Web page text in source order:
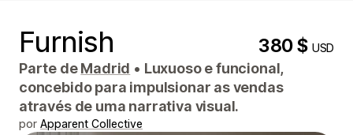
Furnish 380 $USD
Parte deMadrid • Luxuoso e funcional,
concebido para impulsionar as vendas
através de uma narrativa visual.
por Apparent Collective